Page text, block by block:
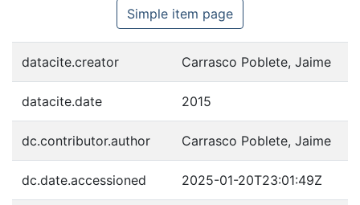
Simple item page
datacite.creator Carrasco Poblete, Jaime
datacite.date 2015
dc.contributor.author Carrasco Poblete, Jaime
dc.date.accessioned 2025-01-20T23:01:49Z